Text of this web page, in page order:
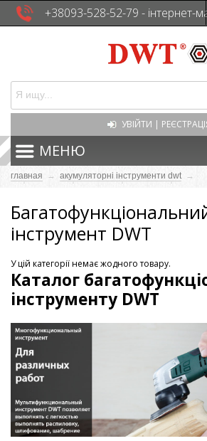
+38093-528-52-79 - інтернет-
УВІЙТИ |
МЕНЮ
главная → акумуляторні інструменти dwt →
інструмент DWT
У цій категорії немає жодного товару.
Каталог
інструменту DWT